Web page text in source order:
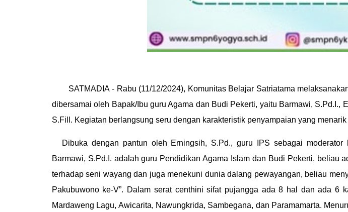
SATMADIA - Rabu (11/12/2024), Komunitas Belajar Satriatama
dibersamai oleh Bapak/Ibu guru Agama dan Budi Pekerti, yaitu Barmawi,
S.Fill. Kegiatan berlangsung seru dengan karakteristik penyampaian yang
Dibuka dengan pantun oleh Erningsih, S.Pd., guru IPS sebagai
Barmawi, S.Pd.I. adalah guru Pendidikan Agama Islam dan Budi Pekerti, beliau
terhadap seni wayang dan juga menekuni dunia dalang pewayangan, beliau
Pakubuwono ke-V”. Dalam serat centhini sifat pujangga ada 8 hal dan ada 6
Mardaweng Lagu, Awicarita, Nawungkrida, Sambegana, dan Paramamarta.